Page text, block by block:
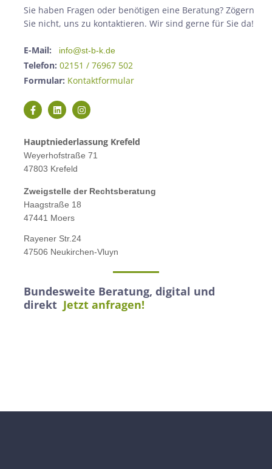
Sie haben Fragen oder benötigen eine Beratung? Zögern
Sie nicht, uns zu kontaktieren. Wir sind gerne für Sie da!
E-Mail: info@st-b-k.de
Telefon: 02151 / 76967 502
Formular: Kontaktformular
Hauptniederlassung Krefeld
Weyerhofstraße 71
47803 Krefeld
Zweigstelle der Rechtsberatung
Haagstraße 18
47441 Moers
Rayener Str.24
47506 Neukirchen-Vluyn
Bundesweite Beratung, digital und
direkt Jetzt anfragen!